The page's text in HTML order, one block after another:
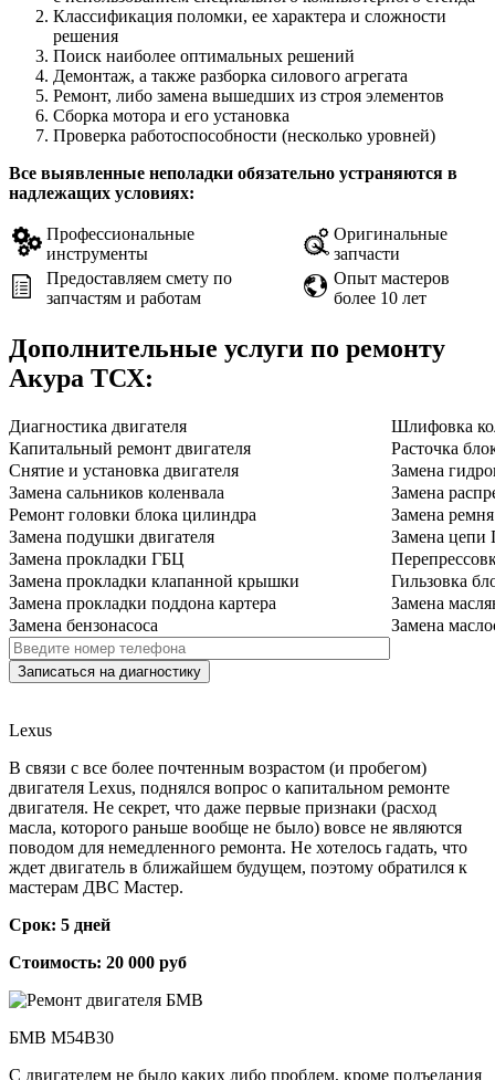
Классификация поломки, ее характера и сложности
решения
Поиск наиболее оптимальных решений
Демонтаж, а также разборка силового агрегата
Ремонт, либо замена вышедших из строя элементов
Сборка мотора и его установка
Проверка работоспособности (несколько уровней)
Все выявленные неполадки обязательно устраняются в
надлежащих условиях:
Профессиональные
инструменты
Оригинальные
запчасти
Предоставляем смету по
запчастям и работам
Опыт мастеров
более 10 лет
Дополнительные услуги по ремонту
Акура ТСХ:
Диагностика двигателя
Шлифовка
Капитальный ремонт двигателя
Расточка
Снятие и установка двигателя
Замена
Замена сальников коленвала
Замена
Ремонт головки блока цилиндра
Замена
Замена подушки двигателя
Замена
Замена прокладки ГБЦ
Замена прокладки клапанной крышки
Гильзовка
Замена прокладки поддона картера
Замена
Замена бензонасоса
Замена
Lexus
В связи с все более почтенным возрастом (и пробегом)
двигателя Lexus, поднялся вопрос о капитальном ремонте
двигателя. Не секрет, что даже первые признаки (расход
масла, которого раньше вообще не было) вовсе не являются
поводом для немедленного ремонта. Не хотелось гадать, что
ждет двигатель в ближайшем будущем, поэтому обратился к
мастерам ДВС Мастер.
Срок: 5 дней
Стоимость: 20 000 руб
БМВ М54B30
С двигателем не было каких либо проблем, кроме подъедания